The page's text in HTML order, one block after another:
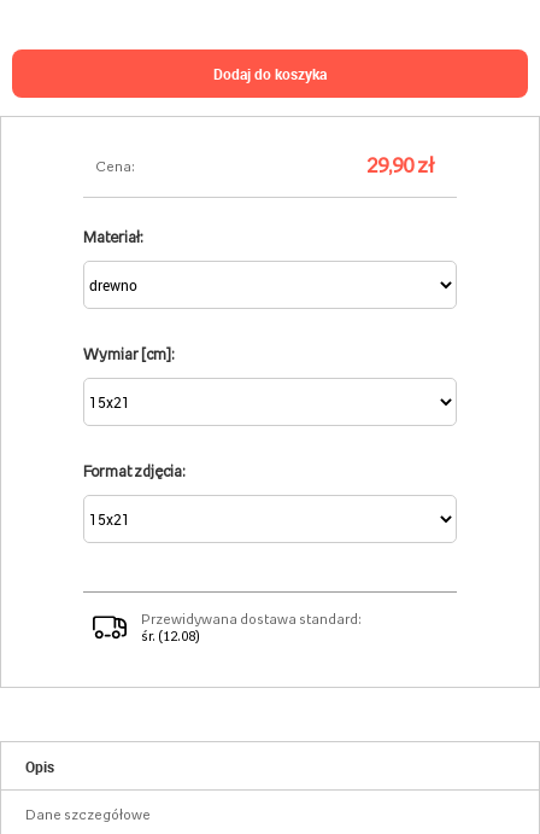
Cena: 29,90 zł
Materiał:
Wymiar [cm]:
Format zdjęcia:
Przewidywana dostawa standard:
śr. (12.08)
dodaj do koszyka
Opis
Dane szczegółowe